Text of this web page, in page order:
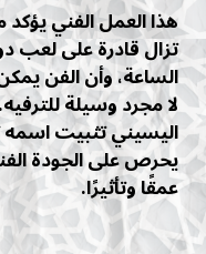
هذا العمل الفني يؤكد
تزال قادرة على لعب
الساعة، وأن الفن
لا مجرد وسيلة
اليسيني تثبيت اسمه
يحرص على الجودة
عمقًا وتأثيرًا.